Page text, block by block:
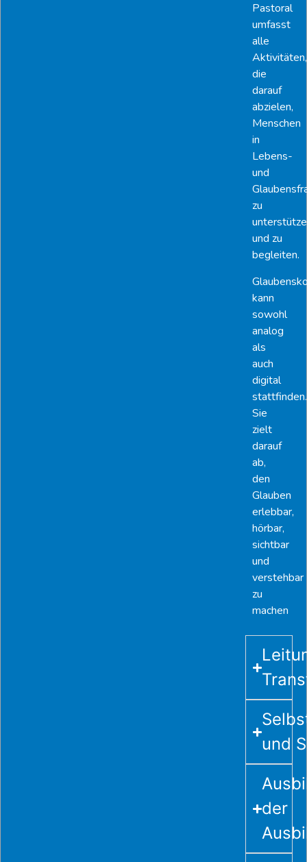
Pastoral
umfasst
alle
Aktivitäten,
die
darauf
abzielen,
Menschen
in
Lebens-
und
zu
und zu
begleiten.
kann
sowohl
analog
als
auch
digital
stattfinden.
Sie
zielt
darauf
ab,
den
Glauben
erlebbar,
hörbar,
sichtbar
und
verstehbar
zu
machen
und
der